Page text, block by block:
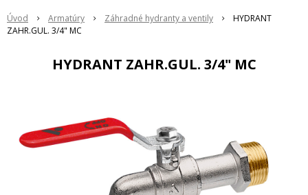
Úvod Armatúry Záhradné hydranty a ventily
HYDRANT
ZAHR.GUL. 3/4" MC
HYDRANT ZAHR.GUL. 3/4" MC